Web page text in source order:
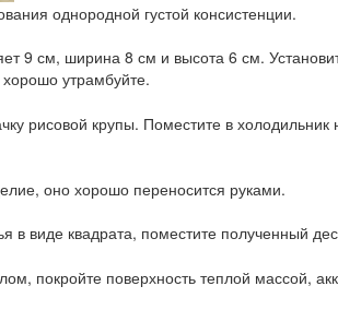
однородной густой консистенции.
9 см, ширина 8 см и высота 6 см.
утрамбуйте.
рисовой крупы. Поместите в
оно хорошо переносится руками.
виде квадрата, поместите полученный
покройте поверхность теплой массой,